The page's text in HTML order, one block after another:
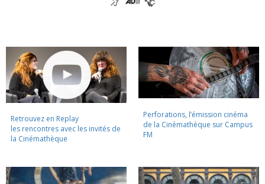
Retrouvez en Replay
les rencontres avec les invités de
la Cinémathèque
Perforations, l’émission cinéma
de la Cinémathèque sur Campus
FM